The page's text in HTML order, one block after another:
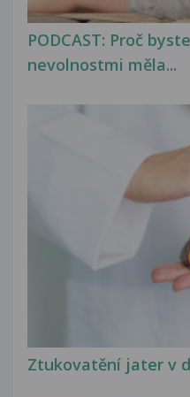
PODCAST: Proč
nevolnostmi měla...
Ztukovatění jater v